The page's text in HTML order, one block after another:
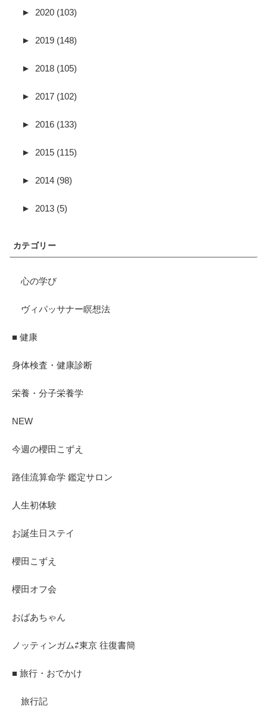
► 2020 (103)
► 2019 (148)
► 2018 (105)
► 2017 (102)
► 2016 (133)
► 2015 (115)
► 2014 (98)
► 2013 (5)
カテゴリー
心の学び
ヴィパッサナー瞑想法
■ 健康
身体検査・健康診断
栄養・分子栄養学
NEW
今週の櫻田こずえ
路佳流算命学 鑑定サロン
人生初体験
お誕生日ステイ
櫻田こずえ
櫻田オフ会
おばあちゃん
ノッティンガム⇄東京 往復書簡
■ 旅行・おでかけ
旅行記